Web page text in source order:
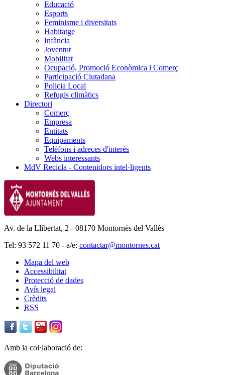
Educació
Esports
Feminisme i diversitats
Habitatge
Infància
Joventut
Mobilitat
Ocupació, Promoció Econòmica i Comerç
Participació Ciutadana
Policia Local
Refugis climàtics
Directori
Comerç
Empresa
Entitats
Equipaments
Telèfons i adreces d'interès
Webs interessants
MdV Recicla - Contenidors intel·ligents
Av. de la Llibertat, 2 - 08170 Montornès del Vallès
Tel: 93 572 11 70 - a/e: contactar@montornes.cat
Mapa del web
Accessibilitat
Protecció de dades
Avís legal
Crèdits
RSS
Amb la col·laboració de: